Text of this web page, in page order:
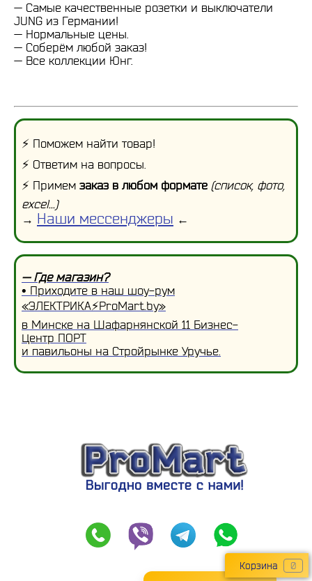
— Самые качественные розетки и выключатели
JUNG из Германии!
— Нормальные цены.
— Соберём любой заказ!
— Все коллекции Юнг.
⚡ Поможем найти товар!
⚡ Ответим на вопросы.
⚡ Примем заказ в любом формате (список, фото,
excel...)
→ Наши мессенджеры ←
— Где магазин?
• Приходите в наш шоу-рум
«ЭЛЕКТРИКА⚡ProMart.by»
в Минске на Шафарнянской 11 Бизнес-
Центр ПОРТ
и павильоны на Стройрынке Уручье.
Корзина 0